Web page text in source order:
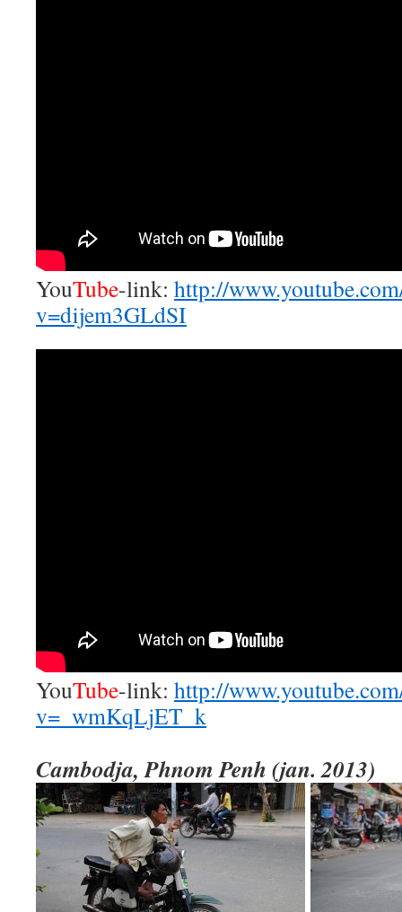
YouTube-link: http://
v=dijem3GLdSI
YouTube-link: http://
v=_wmKqLjET_k
Cambodja, Phnom Penh (jan. 2013)